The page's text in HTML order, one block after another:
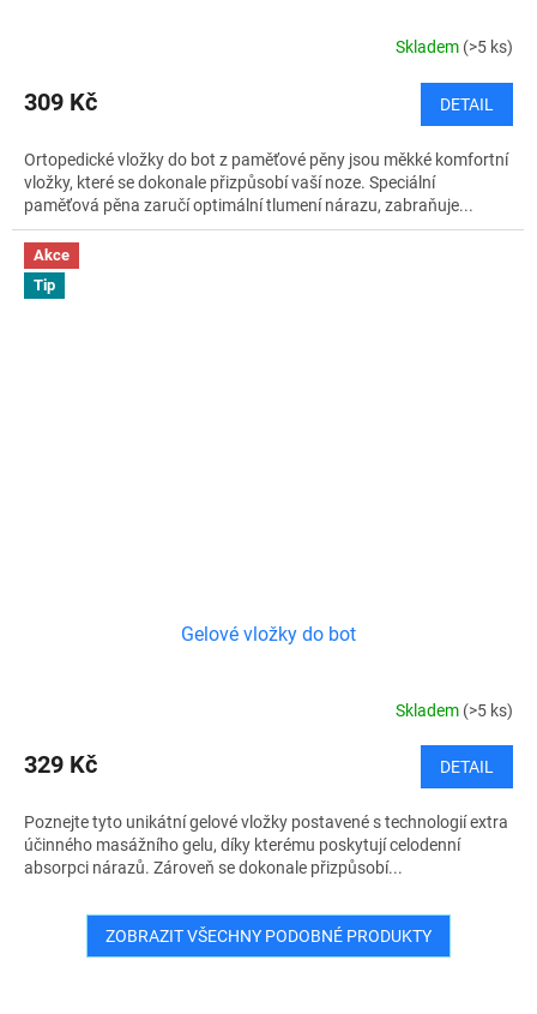
Skladem (>5 ks)
309 Kč DETAIL
Ortopedické vložky do bot z paměťové pěny jsou měkké komfortní
vložky, které se dokonale přizpůsobí vaší noze. Speciální
paměťová pěna zaručí optimální tlumení nárazu, zabraňuje...
Akce
Tip
Gelové vložky do bot
Skladem (>5 ks)
329 Kč DETAIL
Poznejte tyto unikátní gelové vložky postavené s technologií extra
účinného masážního gelu, díky kterému poskytují celodenní
absorpci nárazů. Zároveň se dokonale přizpůsobí...
ZOBRAZIT VŠECHNY PODOBNÉ PRODUKTY